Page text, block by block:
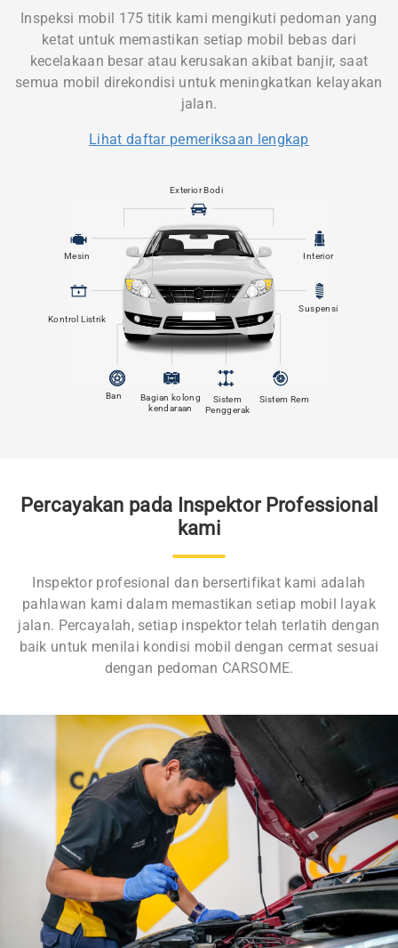
Inspeksi mobil 175 titik kami mengikuti pedoman yang
ketat untuk memastikan setiap mobil bebas dari
kecelakaan besar atau kerusakan akibat banjir, saat
semua mobil direkondisi untuk meningkatkan kelayakan
jalan.
Lihat daftar pemeriksaan lengkap
Exterior Bodi
Mesin Interior
Kontrol Listrik
Suspensi
Ban
Bagian kolong
kendaraan
Sistem
Penggerak
Sistem Rem
Percayakan pada Inspektor Professional
kami
Inspektor profesional dan bersertifikat kami adalah
pahlawan kami dalam memastikan setiap mobil layak
jalan. Percayalah, setiap inspektor telah terlatih dengan
baik untuk menilai kondisi mobil dengan cermat sesuai
dengan pedoman CARSOME.